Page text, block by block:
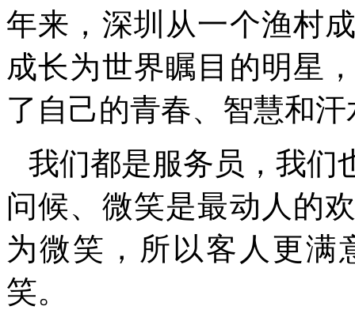
年来，深圳从一个渔村
成长为世界瞩目的明星
了自己的青春、智慧和汗
我们都是服务员，我们
问候、微笑是最动人的
为微笑，所以客人更满
笑。